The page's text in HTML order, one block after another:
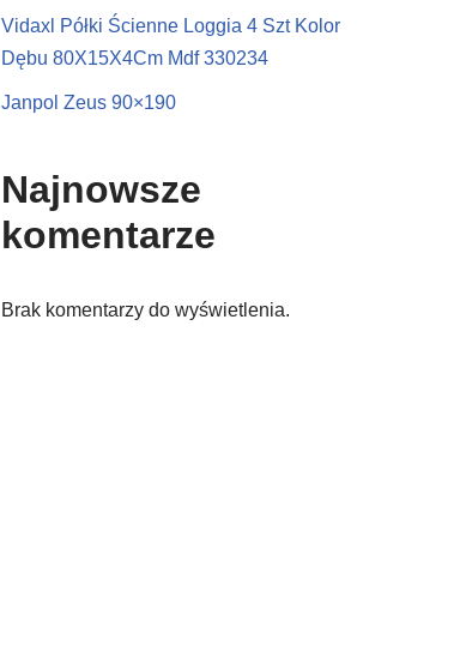
Vidaxl Półki Ścienne Loggia 4 Szt Kolor
Dębu 80X15X4Cm Mdf 330234
Janpol Zeus 90×190
Najnowsze
komentarze
Brak komentarzy do wyświetlenia.